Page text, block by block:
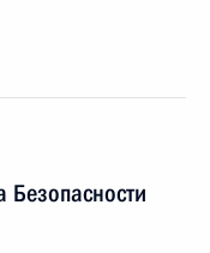
Безопасности